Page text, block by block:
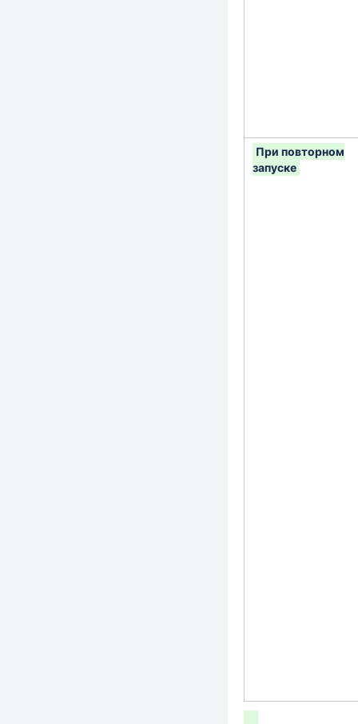
При повторном
запуске